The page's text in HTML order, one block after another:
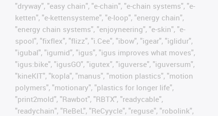
"dryway", "easy chain", "e-chain", "e-chain systems", "e-
ketten", "e-kettensysteme", "e-loop", "energy chain",
"energy chain systems", "enjoyneering", "e-skin", "e-
spool", "fixflex", "flizz", "i.Cee", "ibow", "igear", "iglidur",
"igubal", "igumid", "igus", "igus improves what moves",
"igus:bike", "igusGO", "igutex", "iguverse", "iguversum",
"kineKIT", "kopla", "manus", "motion plastics", "motion
polymers", "motionary", "plastics for longer life",
"print2mold", "Rawbot", "RBTX", "readycable",
"readychain", "ReBeL", "ReCyycle", "reguse", "robolink",